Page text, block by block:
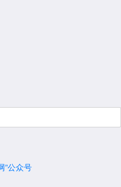
”公众号